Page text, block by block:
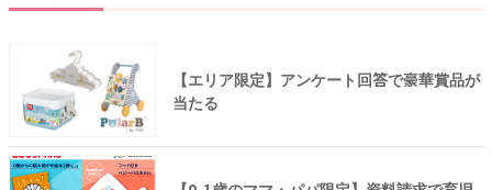
【エリア限定】アンケート回答で豪華賞品が
当たる